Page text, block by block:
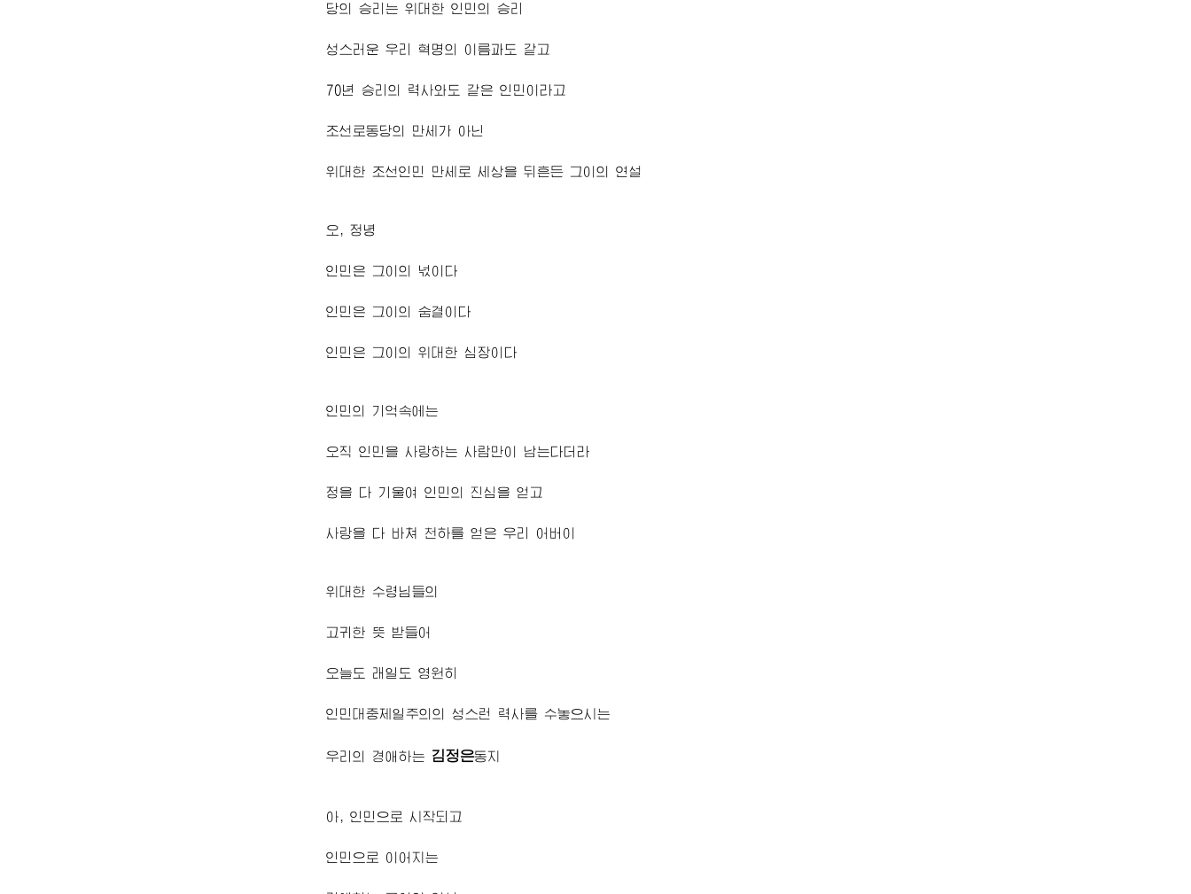
당의 승리는 위대한 인민의 승리
성스러운 우리 혁명의 이름과도 같고
70년 승리의 력사와도 같은 인민이라고
조선로동당의 만세가 아닌
위대한 조선인민 만세로 세상을 뒤흔든 그이의 연설
오, 정녕
인민은 그이의 넋이다
인민은 그이의 숨결이다
인민은 그이의 위대한 심장이다
인민의 기억속에는
오직 인민을 사랑하는 사람만이 남는다더라
정을 다 기울여 인민의 진심을 얻고
사랑을 다 바쳐 천하를 얻은 우리 어버이
위대한 수령님 들의
고귀한 뜻 받들어
오늘도 래일도 영원히
인민대중제일주의의 성스런 력사를 수놓으시는
우리의 경애하는 김정은동지
아, 인민으로 시작되고
인민으로 이어지는